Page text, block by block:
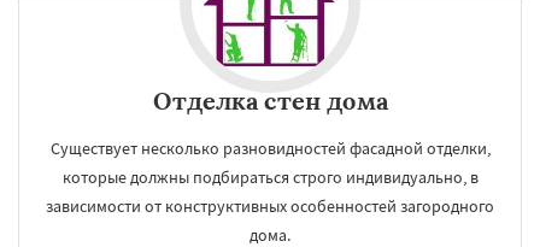
Отделка стен дома
Существует несколько разновидностей фасадной отделки,
которые должны подбираться строго индивидуально, в
зависимости от конструктивных особенностей загородного
дома.